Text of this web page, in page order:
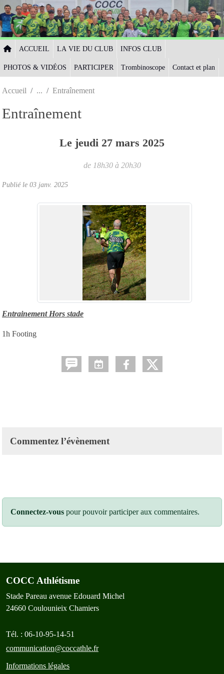
ACCUEIL LA VIE DU CLUB INFOS CLUB
PHOTOS & VIDÉOS PARTICIPER Trombinoscope Contact et plan
Accueil Entraînement
Entraînement
Le jeudi 27 mars 2025
de 18h30 à 20h30
Publié le 03 janv. 2025
Entrainement Hors stade
1h Footing
Commentez l’évènement
Connectez-vous pour pouvoir participer aux commentaires.
COCC Athlétisme
Stade Pareau avenue Edouard Michel
24660 Coulounieix Chamiers
Tél. : 06-10-95-14-51
communication@coccathle.fr
Informations légales
Panneau de gestion des cookies